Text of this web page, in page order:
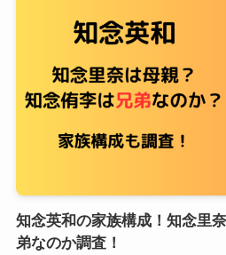
知念英和の家族構成！知念里
弟なのか調査！